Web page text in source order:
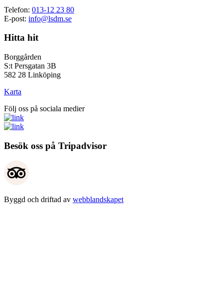
Telefon: 013-12 23 80
E-post: info@lsdm.se
Hitta hit
Borggården
S:t Persgatan 3B
582 28 Linköping
Karta
Följ oss på sociala medier
Besök oss på Tripadvisor
Byggd och driftad av webblandskapet